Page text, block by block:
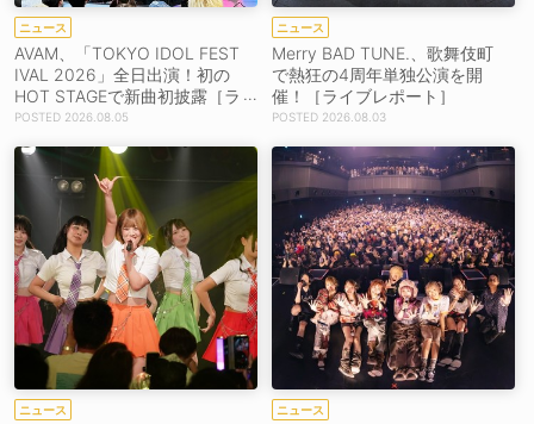
ニュース
AVAM、「TOKYO IDOL FEST
IVAL 2026」全日出演！初の
HOT STAGEで新曲初披露［ラ
イブレポート］
2026.08.05
ニュース
Merry BAD TUNE.、歌舞伎町
で熱狂の4周年単独公演を開
催！［ライブレポート］
2026.08.03
ニュース ニュース